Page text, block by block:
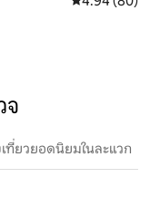
จ
ที่ยวยอดนิยมในละแวก